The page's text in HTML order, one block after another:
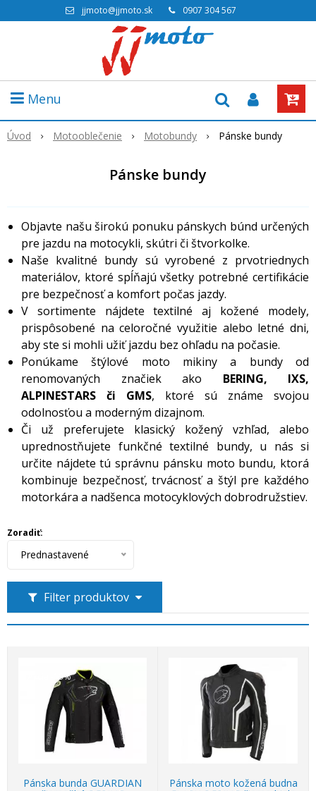
jjmoto@jjmoto.sk 0907 304 567
Menu
Úvod Motooblečenie Motobundy Pánske bundy
Pánske bundy
Objavte našu širokú ponuku pánskych búnd určených
pre jazdu na motocykli, skútri či štvorkolke.
Naše kvalitné bundy sú vyrobené z prvotriednych
materiálov, ktoré spĺňajú všetky potrebné certifikácie
pre bezpečnosť a komfort počas jazdy.
V sortimente nájdete textilné aj kožené modely,
prispôsobené na celoročné využitie alebo letné dni,
aby ste si mohli užiť jazdu bez ohľadu na počasie.
Ponúkame štýlové moto mikiny a bundy od
renomovaných značiek ako BERING, IXS,
ALPINESTARS či GMS, ktoré sú známe svojou
odolnosťou a moderným dizajnom.
Či už preferujete klasický kožený vzhľad, alebo
uprednostňujete funkčné textilné bundy, u nás si
určite nájdete tú správnu pánsku moto bundu, ktorá
kombinuje bezpečnosť, trvácnosť a štýl pre každého
motorkára a nadšenca motocyklových dobrodružstiev.
Filter produktov
Zoradiť:
Prednastavené
-19%
Pánska bunda GUARDIAN
Pánska moto kožená budna